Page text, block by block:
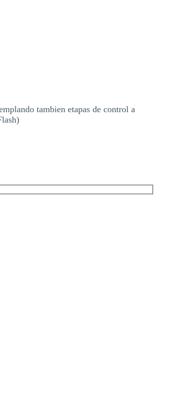
tambien etapas de control a